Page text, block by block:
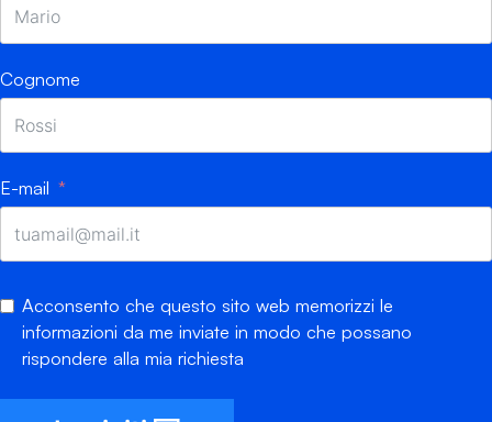
Cognome
E-mail
Acconsento che questo sito web memorizzi le
informazioni da me inviate in modo che possano
rispondere alla mia richiesta